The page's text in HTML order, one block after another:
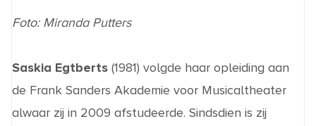
Foto: Miranda Putters
Saskia Egtberts (1981) volgde haar opleiding aan
de Frank Sanders Akademie voor Musicaltheater
alwaar zij in 2009 afstudeerde. Sindsdien is zij